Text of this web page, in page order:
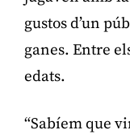
gustos d’un
ganes. Entre
edats.
“Sabíem que